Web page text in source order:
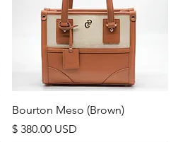
Vista rápida
Bourton Meso (Brown)
Precio
$ 380.00 USD